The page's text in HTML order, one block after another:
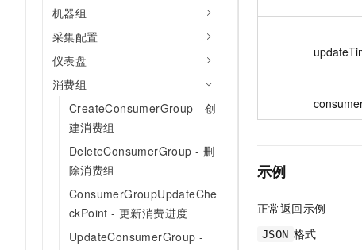
机器组
采集配置
仪表盘
消费组
CreateConsumerGroup - 创
建消费组
DeleteConsumerGroup - 删
除消费组
ConsumerGroupUpdateChe
ckPoint - 更新消费进度
UpdateConsumerGroup -
示例
正常返回示例
JSON 格式